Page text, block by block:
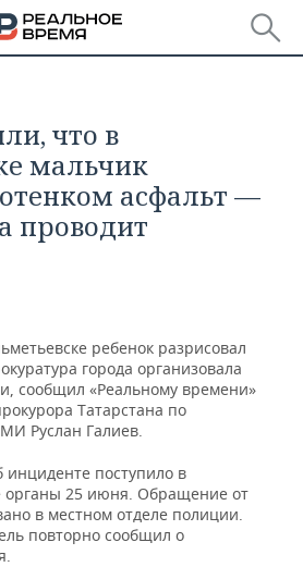
что в
мальчик
асфальт —
проводит
ребенок разрисовал
города организовала
сообщил «Реальному времени»
Татарстана по
Руслан Галиев.
поступило в
органы 25 июня. Обращение от
в местном отделе полиции.
повторно сообщил о